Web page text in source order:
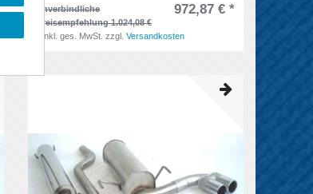
unverbindliche
Preisempfehlung 1.024,08 €
972,87 € *
inkl. ges. MwSt. zzgl.Versandkosten